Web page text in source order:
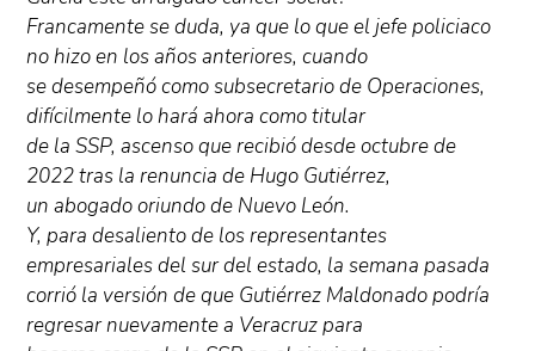
Francamente se duda, ya que lo que el jefe policiaco
no hizo en los años anteriores, cuando
se desempeñó como subsecretario de Operaciones,
difícilmente lo hará ahora como titular
de la SSP, ascenso que recibió desde octubre de
2022 tras la renuncia de Hugo Gutiérrez,
un abogado oriundo de Nuevo León.
Y, para desaliento de los representantes
empresariales del sur del estado, la semana pasada
corrió la versión de que Gutiérrez Maldonado podría
regresar nuevamente a Veracruz para